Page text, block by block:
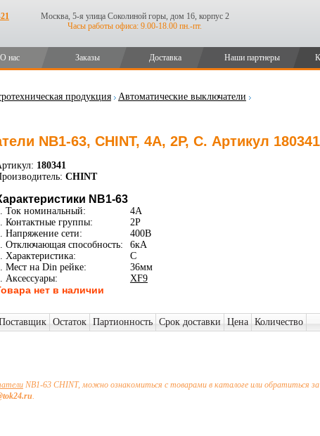
Москва, 5-я улица Соколиной горы, дом 16, корпус 2
Часы работы офиса: 9.00-18.00 пн.-пт.
О нас Заказы Доставка Наши партнеры
продукция Автоматические выключатели
NB1-63, CHINT, 4А, 2P, C. Артикул 180341
180341
CHINT
NB1-63
Ток номинальный:
4А
Контактные группы:
2P
Напряжение сети:
400В
Отключающая способность:
6кА
Характеристика:
C
Мест на Din рейке:
36мм
Аксессуары:
XF9
нет в наличии
Остаток Партионность Срок доставки Цена Количество
NB1-63 CHINT, можно ознакомиться с товарами в каталоге или обратиться
.